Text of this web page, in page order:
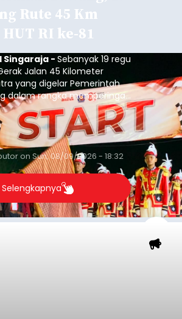
Rute 45 Km
RI ke-81
Singaraja - Sebanyak 19 regu
Jalan 45 Kilometer
yang digelar Pemerintah
dalam rangka memperingati
Republik Indonesia.
dari Lapangan Sepak Bola
Sabtu (8/8/2026) malam.
on Sun, 08/09/2026 - 18:32